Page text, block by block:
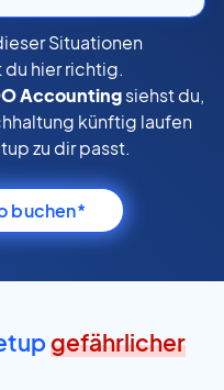
Situationen
hier richtig.
Accountingsiehst du,
künftig laufen
zu dir passt.
buchen*
gefährlicher